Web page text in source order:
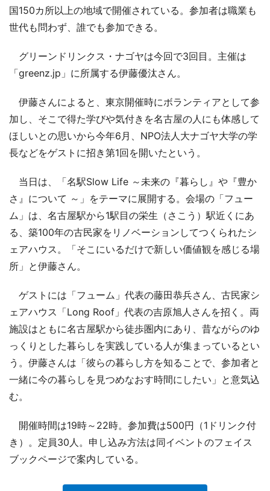
国150カ所以上の地域で開催されている。参加者は職業も
世代も問わず、誰でも参加できる。
グリーンドリンクス・ナゴヤは今回で3回目。主催は
「greenz.jp」に所属する伊藤優汰さん。
伊藤さんによると、東京開催時にボランティアとして参
加し、そこで得た学びや気付きを名古屋の人にも体感して
ほしいとの思いから今年6月、NPO法人大ナゴヤ大学の学
長などをゲストに招き第1回を開いたという。
当日は、「名駅Slow Life ～未来の『暮らし』や『豊か
さ』について ～」をテーマに展開する。会場の「フュー
ム」は、名古屋駅から1駅目の栄生（さこう）駅近くにあ
る、築100年の古民家をリノベーションしてつくられたシ
ェアハウス。「そこにいるだけで新しい価値観を感じる場
所」と伊藤さん。
ゲストには「フューム」代表の藤田恭兵さん、古民家シ
ェアハウス「Long Roof」代表の吉原旭人さんを招く。両
施設はともに名古屋駅から徒歩圏内にあり、昔ながらのゆ
っくりとした暮らしを実践している人が集まっているとい
う。伊藤さんは「彼らの暮らし方を知ることで、参加者と
一緒に今の暮らしを見つめなおす時間にしたい」と意気込
む。
開催時間は19時～22時。参加費は500円（1ドリンク付
き）。定員30人。申し込み方法は同イベントのフェイス
ブックページで案内している。